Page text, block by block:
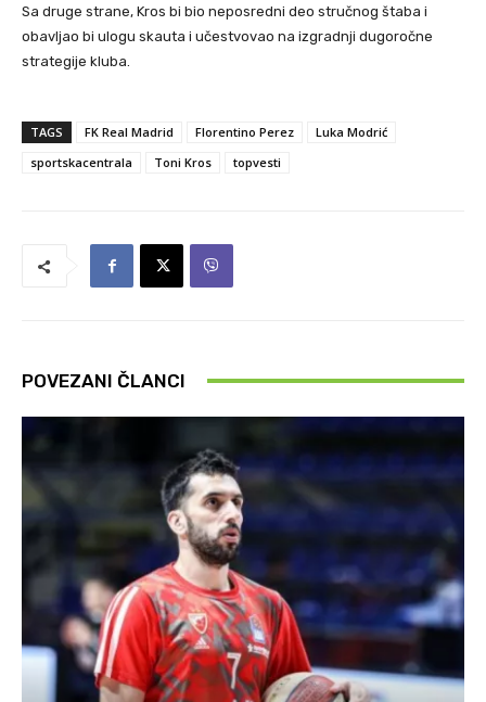
Sa druge strane, Kros bi bio neposredni deo stručnog štaba i
obavljao bi ulogu skauta i učestvovao na izgradnji dugoročne
strategije kluba.
TAGS FK Real Madrid Florentino Perez
Luka Modrić
sportskacentrala
Toni Kros topvesti
POVEZANI ČLANCI